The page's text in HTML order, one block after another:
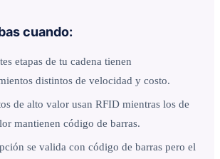
cuando:
etapas de tu cadena tienen
distintos de velocidad y costo.
de alto valor usan RFID mientras los de
mantienen código de barras.
se valida con código de barras pero el